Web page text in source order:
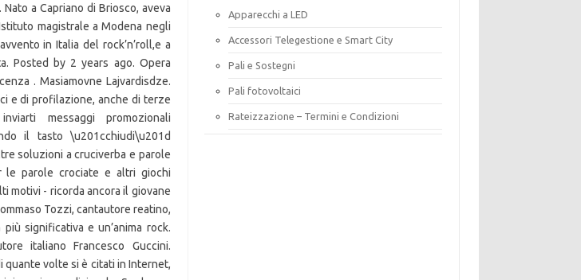
Apparecchi a LED
Accessori Telegestione e Smart City
Pali e Sostegni
Pali fotovoltaici
Rateizzazione – Termini e Condizioni